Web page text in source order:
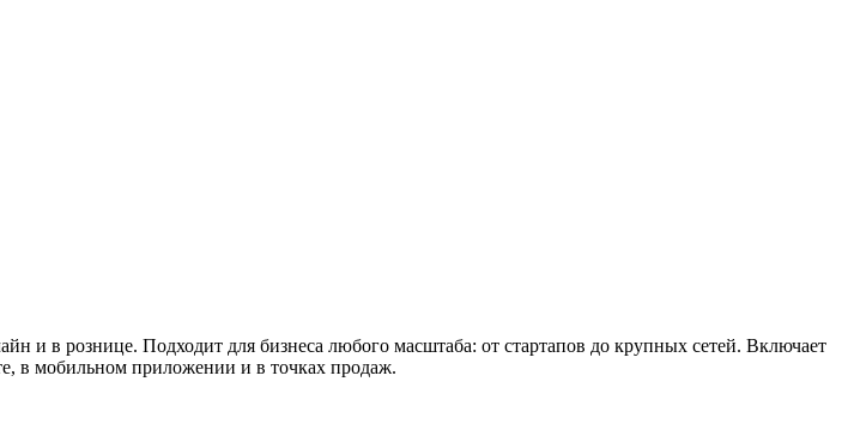
и в рознице. Подходит для бизнеса любого масштаба: от стартапов до крупных сетей. Включает
в мобильном приложении и в точках продаж.